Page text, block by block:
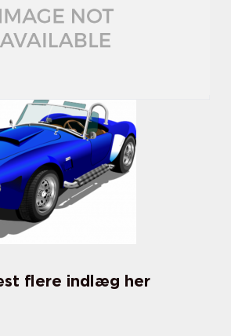
flere indlæg her